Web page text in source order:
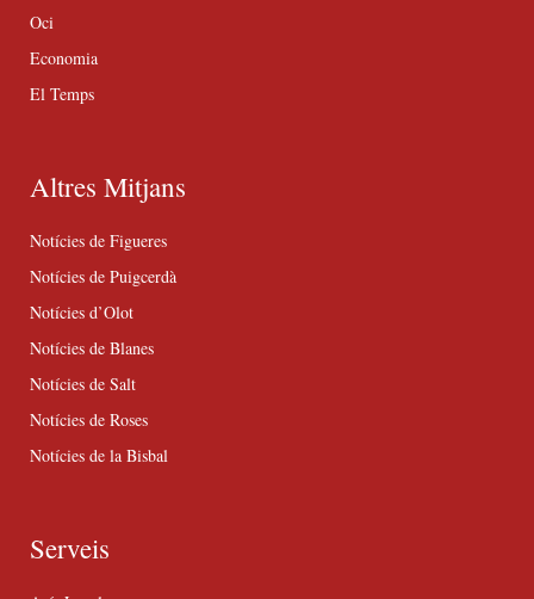
Oci
Economia
El Temps
Altres Mitjans
Notícies de Figueres
Notícies de Puigcerdà
Notícies d’Olot
Notícies de Blanes
Notícies de Salt
Notícies de Roses
Notícies de la Bisbal
Serveis